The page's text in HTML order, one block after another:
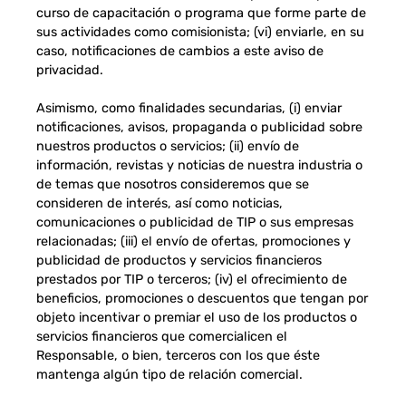
curso de capacitación o programa que forme parte de
sus actividades como comisionista; (vi) enviarle, en su
caso, notificaciones de cambios a este aviso de
privacidad.
Asimismo, como finalidades secundarias, (i) enviar
notificaciones, avisos, propaganda o publicidad sobre
nuestros productos o servicios; (ii) envío de
información, revistas y noticias de nuestra industria o
de temas que nosotros consideremos que se
consideren de interés, así como noticias,
comunicaciones o publicidad de TIP o sus empresas
relacionadas; (iii) el envío de ofertas, promociones y
publicidad de productos y servicios financieros
prestados por TIP o terceros; (iv) el ofrecimiento de
beneficios, promociones o descuentos que tengan por
objeto incentivar o premiar el uso de los productos o
servicios financieros que comercialicen el
Responsable, o bien, terceros con los que éste
mantenga algún tipo de relación comercial.